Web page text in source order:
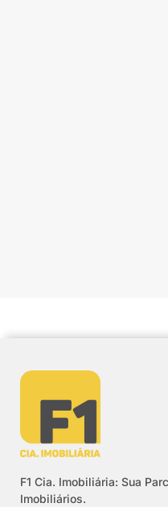
F1 Cia. Imobiliária: Sua
Imobiliários.